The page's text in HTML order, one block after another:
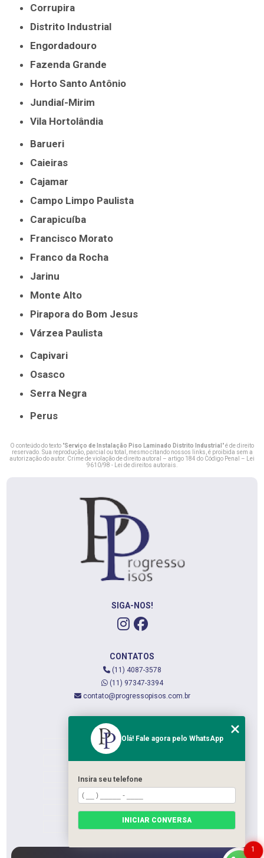
Corrupira
Distrito Industrial
Engordadouro
Fazenda Grande
Horto Santo Antônio
Jundiaí-Mirim
Vila Hortolândia
Barueri
Caieiras
Cajamar
Campo Limpo Paulista
Carapicuíba
Francisco Morato
Franco da Rocha
Jarinu
Monte Alto
Pirapora do Bom Jesus
Várzea Paulista
Capivari
Osasco
Serra Negra
Perus
O conteúdo do texto "Serviço de Instalação Piso Laminado Distrito Industrial " é de direito
reservado. Sua reprodução, parcial ou total, mesmo citando nossos links, é proibida sem a
autorização do autor. Crime de violação de direito autoral – artigo 184 do Código Penal –
Lei
9610/98 - Lei de direitos autorais
SIGA-NOS!
CONTATOS
(11) 4087-3578
(11) 97347-3394
contato@progressopisos.com.br
QUEM SOMOS
SERVIÇOS
CATEGORIAS
1
Olá! Fale agora pelo WhatsApp
Insira seu telefone
INICIAR CONVERSA